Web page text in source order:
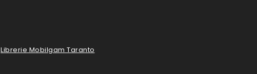
Librerie Mobilgam Taranto